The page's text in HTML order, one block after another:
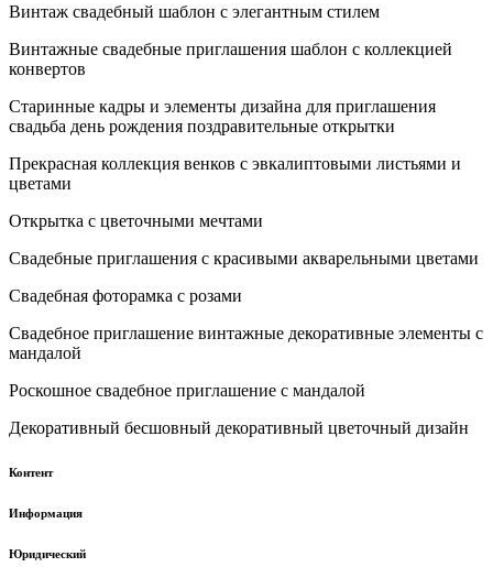
Винтаж свадебный шаблон с элегантным стилем
Винтажные свадебные приглашения шаблон с коллекцией
конвертов
Старинные кадры и элементы дизайна для приглашения
свадьба день рождения поздравительные открытки
Прекрасная коллекция венков с эвкалиптовыми листьями и
цветами
Открытка с цветочными мечтами
Свадебные приглашения с красивыми акварельными цветами
Свадебная фоторамка с розами
Свадебное приглашение винтажные декоративные элементы с
мандалой
Роскошное свадебное приглашение с мандалой
Декоративный бесшовный декоративный цветочный дизайн
Контент
Информация
Юридический